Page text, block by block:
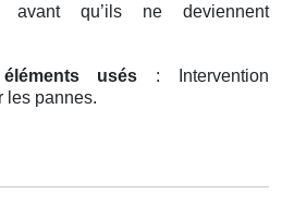
avant qu’ils ne deviennent
usés : Intervention
les pannes.